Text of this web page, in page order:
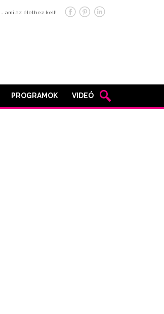
… ami az élethez kell!
PROGRAMOK VIDEÓ